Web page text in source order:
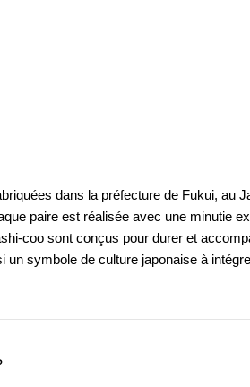
dans la préfecture de Fukui, au
paire est réalisée avec une minutie
coo sont conçus pour durer et
symbole de culture japonaise à